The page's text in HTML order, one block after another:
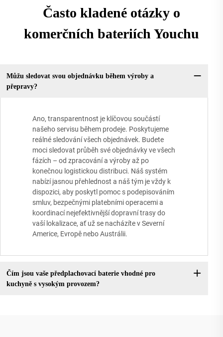
Často kladené otázky o
komerčních bateriích Youchu
Můžu sledovat svou objednávku během výroby a
přepravy?
Ano, transparentnost je klíčovou součástí
našeho servisu během prodeje. Poskytujeme
reálné sledování všech objednávek. Budete
moci sledovat průběh své objednávky ve všech
fázích – od zpracování a výroby až po
konečnou logistickou distribuci. Náš systém
nabízí jasnou přehlednost a náš tým je vždy k
dispozici, aby poskytl pomoc s podepisováním
smluv, bezpečnými platebními operacemi a
koordinací nejefektivnější dopravní trasy do
vaší lokalizace, ať už se nacházíte v Severní
Americe, Evropě nebo Austrálii.
Čím jsou vaše předplachovací baterie vhodné pro
kuchyně s vysokým provozem?